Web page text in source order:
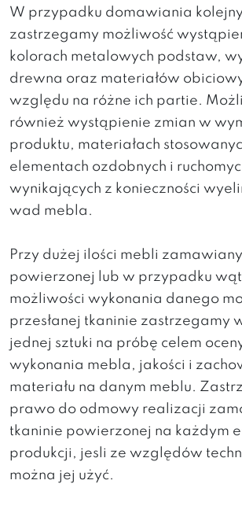
W przypadku domawiania
zastrzegamy możliwość
kolorach metalowych podstaw,
drewna oraz materiałów
względu na różne ich partie.
również wystąpienie zmian w
produktu, materiałach
elementach ozdobnych i
wynikających z konieczności
wad mebla.
Przy dużej ilości mebli
powierzonej lub w przypadku
możliwości wykonania danego
przesłanej tkaninie zastrzegamy
jednej sztuki na próbę celem
wykonania mebla, jakości i
materiału na danym meblu.
prawo do odmowy realizacji
tkaninie powierzonej na każdym
produkcji, jesli ze względów
można jej użyć.